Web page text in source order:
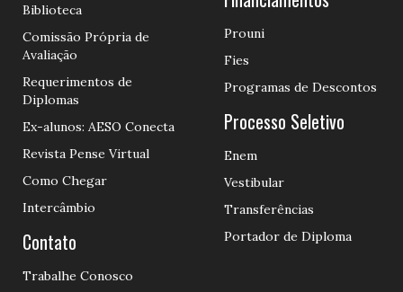
Biblioteca
Comissão Própria de
Avaliação
Requerimentos de
Diplomas
Ex-alunos: AESO Conecta
Revista Pense Virtual
Como Chegar
Intercâmbio
Contato
Trabalhe Conosco
Prouni
Fies
Programas de Descontos
Processo Seletivo
Enem
Vestibular
Transferências
Portador de Diploma